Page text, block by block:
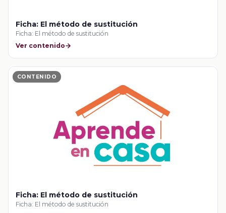
Ficha: El método de sustitución
Ficha: El método de sustitución
Ver contenido
CONTENIDO
Ficha: El método de sustitución
Ficha: El método de sustitución